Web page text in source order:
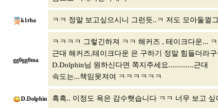
k1rha ㅋㅋ 정말 보고싶으시니 그런듯..ㅋ 저도 모아둘껄
gg0gg0ma
ㅋㅋㅋㅋ 그렇긴하져 ㅋㅋ 해커즈 , 테이크다운...
근대 해커즈,테이크다운 은 구하기 정말 힘들더라
D.Dolphin님 원하신다면 쪽지주세요.............근대
속도는...책임못져여 ㅋㅋㅋㅋㅋㅋ
D.Dolphin 흑흑.. 이정도 욕은 감수햇습니다 ㅋㅋ 너무 보고 싶